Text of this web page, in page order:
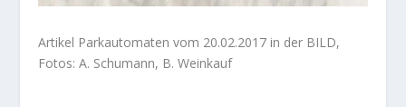
Artikel Parkautomaten vom 20.02.2017 in der BILD,
Fotos: A. Schumann, B. Weinkauf